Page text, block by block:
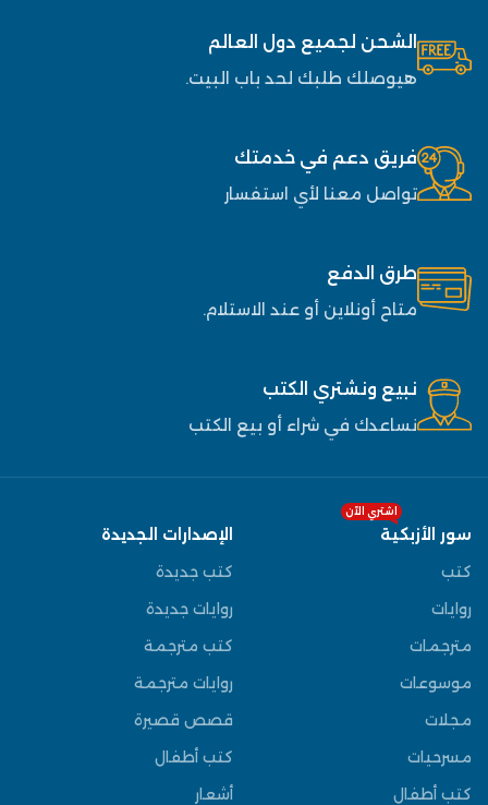
الشحن لجميع دول العالم
هيوصلك طلبك لحد باب البيت.
فريق دعم في خدمتك
تواصل معنا لأي استفسار
طرق الدفع
متاح أونلاين أو عند الاستلام.
نبيع ونشتري الكتب
نساعدك في شراء أو بيع الكتب
سور الأزبكية
اشتري الآن
كتب
روايات
مترجمات
موسوعات
مجلات
مسرحيات
كتب أطفال
الإصدارات الجديدة
كتب جديدة
روايات جديدة
كتب مترجمة
روايات مترجمة
قصص قصيرة
كتب أطفال
أشعار